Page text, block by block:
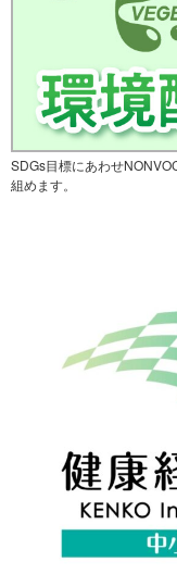
SDGs目標にあわせ
組めます。